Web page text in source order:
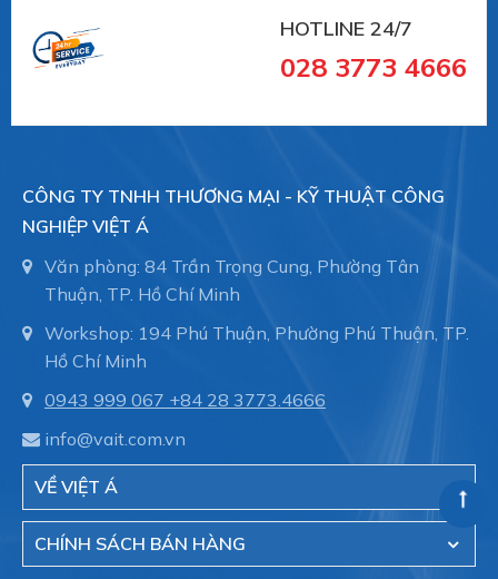
TYPE SERIES CI4100
TYPE SERIES CI4300
TYPE SERIES CI4350
Type series PASCAL CV4 series - compact
TYPE SERIES CV4300
Type series PASCAL CS series - hygienic
TYPE SERIES CS2100
HOTLINE 24/7
028 3773 4666
CÔNG TY TNHH THƯƠNG MẠI - KỸ THUẬT CÔNG
NGHIỆP VIỆT Á
Văn phòng: 84 Trần Trọng Cung, Phường Tân
Thuận, TP. Hồ Chí Minh
Workshop: 194 Phú Thuận, Phường Phú Thuận, TP.
Hồ Chí Minh
0943 999 067 +84 28 3773.4666
info@vait.com.vn
VỀ VIỆT Á
CHÍNH SÁCH BÁN HÀNG